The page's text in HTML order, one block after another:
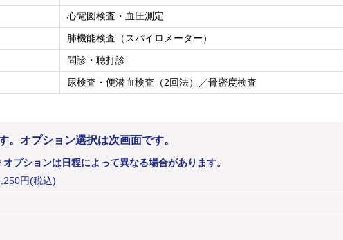
心電図検査・血圧測定
肺機能検査（スパイロメーター）
問診・聴打診
尿検査・便潜血検査（2回法）／骨密度検査
。オプション選択は次画面です。
オプションは日程によって異なる場合があります。
円(税込)